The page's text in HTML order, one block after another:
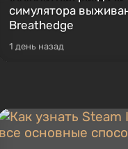
симулятора
Breathedge
1 день назад